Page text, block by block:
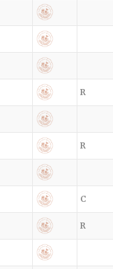
R
R
C
R